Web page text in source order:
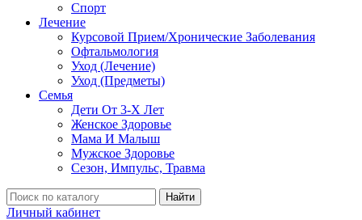
Спорт
Лечение
Курсовой Прием/Хронические Заболевания
Офтальмология
Уход (Лечение)
Уход (Предметы)
Семья
Дети От 3-Х Лет
Женское Здоровье
Мама И Малыш
Мужское Здоровье
Сезон, Импульс, Травма
Найти
Личный кабинет